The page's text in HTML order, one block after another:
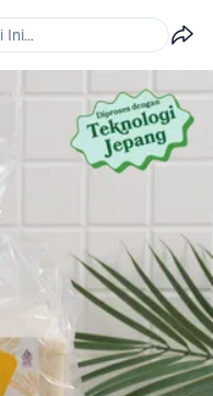
Ini...